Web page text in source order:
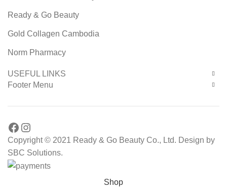
Ready & Go Beauty
Gold Collagen Cambodia
Norm Pharmacy
USEFUL LINKS
Footer Menu
Facebook
Instagram
Copyright © 2021 Ready & Go Beauty Co., Ltd. Design by
SBC Solutions.
Shop